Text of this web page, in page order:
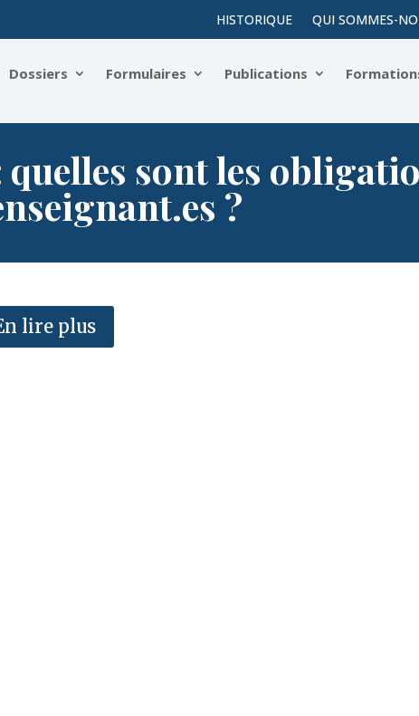
HISTORIQUE QUI SOMMES-
Dossiers Formulaires Publications
quelles sont les
?
lire plus